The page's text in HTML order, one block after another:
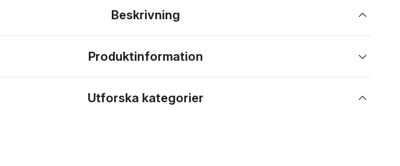
Beskrivning
Produktinformation
Utforska kategorier